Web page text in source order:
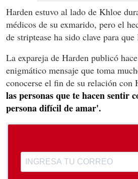
Harden estuvo al lado de Khloe
médicos de su exmarido, pero el
de striptease ha sido clave para
La expareja de Harden publicó
enigmático mensaje que toma
conocerse el fin de su relación con
las personas que te hacen sentir
persona difícil de amar'.